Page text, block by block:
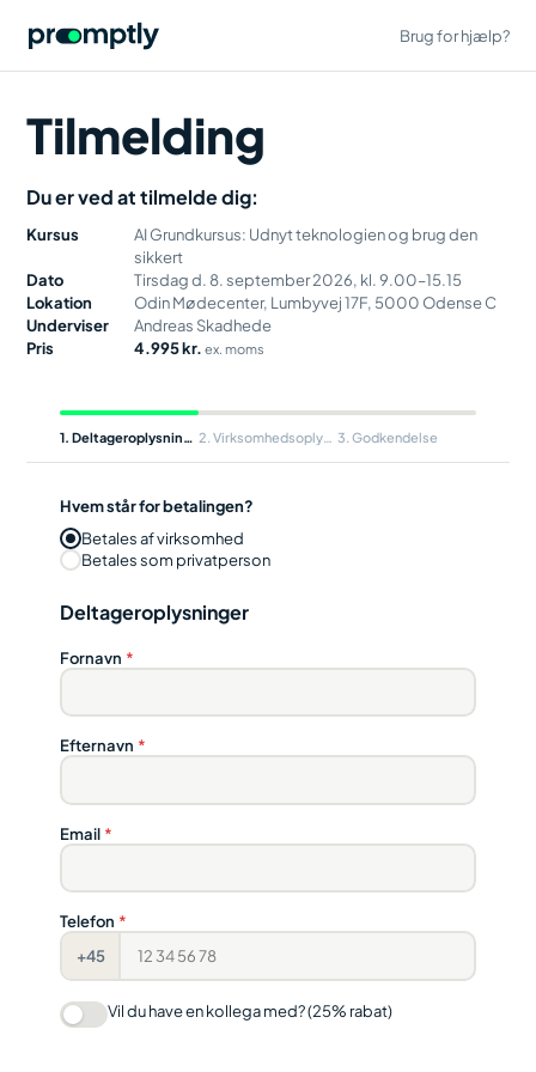
Brug for hjælp?
Tilmelding
Du er ved at tilmelde dig:
Kursus
AI Grundkursus: Udnyt teknologien og brug den
sikkert
Dato
Tirsdag d. 8. september 2026, kl. 9.00–15.15
Lokation
Odin Mødecenter, Lumbyvej 17F, 5000 Odense C
Underviser
Andreas Skadhede
Pris
4.995 kr.ex. moms
1 Deltageroplysninger 2 Virksomhedsoplysninger 3 Godkendelse
Hvem står for betalingen?
Betales af virksomhed
Betales som privatperson
Deltageroplysninger
Fornavn *
Efternavn *
Email *
Telefon *
+45
Vil du have en kollega med? (25% rabat)